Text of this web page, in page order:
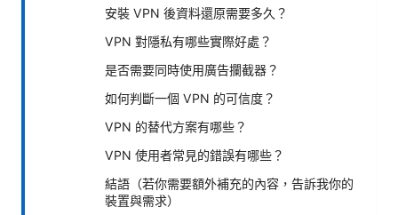
安裝 VPN 後資料還原需要多久？
VPN 對隱私有哪些實際好處？
是否需要同時使用廣告攔截器？
如何判斷一個 VPN 的可信度？
VPN 的替代方案有哪些？
VPN 使用者常見的錯誤有哪些？
結語（若你需要額外補充的內容，告訴我你的
裝置與需求）